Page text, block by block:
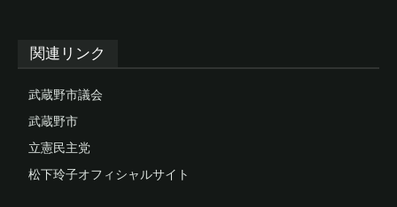
関連リンク
武蔵野市議会
武蔵野市
立憲民主党
松下玲子オフィシャルサイト